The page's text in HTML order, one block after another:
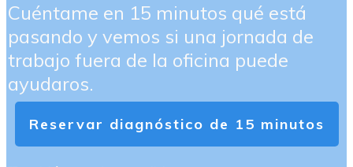
Cuéntame en 15 minutos qué está
pasando y vemos si una jornada de
trabajo fuera de la oficina puede
ayudaros.
Reservar diagnóstico de 15 minutos